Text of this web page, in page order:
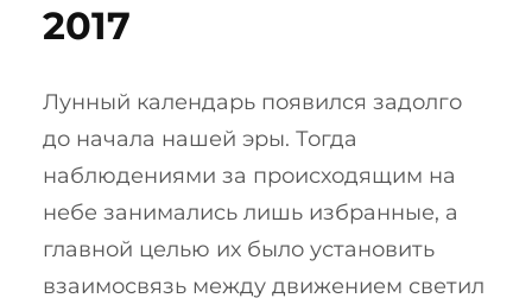
2017
Лунный календарь появился задолго
до начала нашей эры. Тогда
наблюдениями за происходящим на
небе занимались лишь избранные, а
главной целью их было установить
взаимосвязь между движением светил